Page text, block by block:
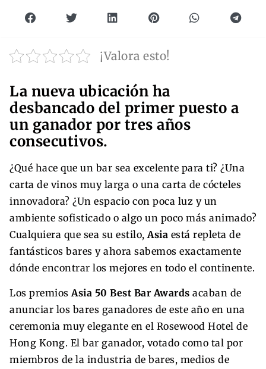
¡Valora esto!
La nueva ubicación ha
desbancado del primer puesto a
un ganador por tres años
consecutivos.
¿Qué hace que un bar sea excelente para ti? ¿Una
carta de vinos muy larga o una carta de cócteles
innovadora? ¿Un espacio con poca luz y un
ambiente sofisticado o algo un poco más animado?
Cualquiera que sea su estilo, Asia está repleta de
fantásticos bares y ahora sabemos exactamente
dónde encontrar los mejores en todo el continente.
Los premios Asia 50 Best Bar Awards acaban de
anunciar los bares ganadores de este año en una
ceremonia muy elegante en el Rosewood Hotel de
Hong Kong. El bar ganador, votado como tal por
miembros de la industria de bares, medios de